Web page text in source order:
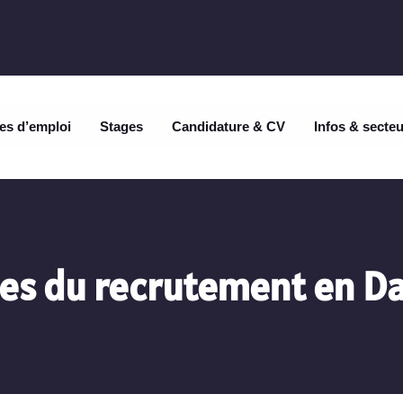
d’emploi Stages Candidature & CV Infos &
du recrutement en